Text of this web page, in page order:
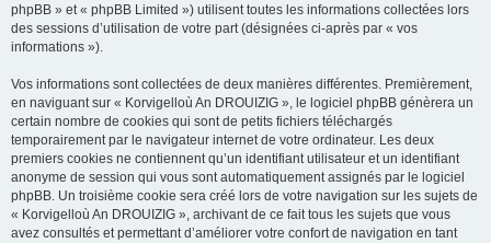
phpBB » et « phpBB Limited ») utilisent toutes les informations collectées lors
des sessions d’utilisation de votre part (désignées ci-après par « vos
informations »).
Vos informations sont collectées de deux manières différentes. Premièrement,
en naviguant sur « Korvigelloù An DROUIZIG », le logiciel phpBB génèrera un
certain nombre de cookies qui sont de petits fichiers téléchargés
temporairement par le navigateur internet de votre ordinateur. Les deux
premiers cookies ne contiennent qu’un identifiant utilisateur et un identifiant
anonyme de session qui vous sont automatiquement assignés par le logiciel
phpBB. Un troisième cookie sera créé lors de votre navigation sur les sujets de
« Korvigelloù An DROUIZIG », archivant de ce fait tous les sujets que vous
avez consultés et permettant d’améliorer votre confort de navigation en tant